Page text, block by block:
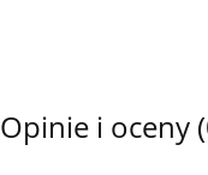
Opinie i oceny